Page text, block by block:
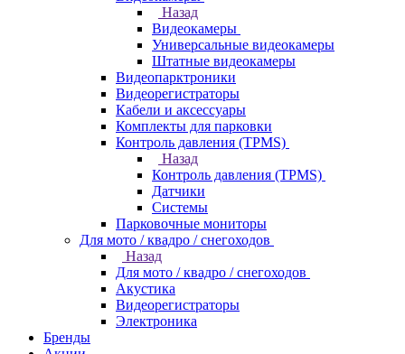
Назад
Видеокамеры
Универсальные видеокамеры
Штатные видеокамеры
Видеопарктроники
Видеорегистраторы
Кабели и аксессуары
Комплекты для парковки
Контроль давления (TPMS)
Назад
Контроль давления (TPMS)
Датчики
Системы
Парковочные мониторы
Для мото / квадро / снегоходов
Назад
Для мото / квадро / снегоходов
Акустика
Видеорегистраторы
Электроника
Бренды